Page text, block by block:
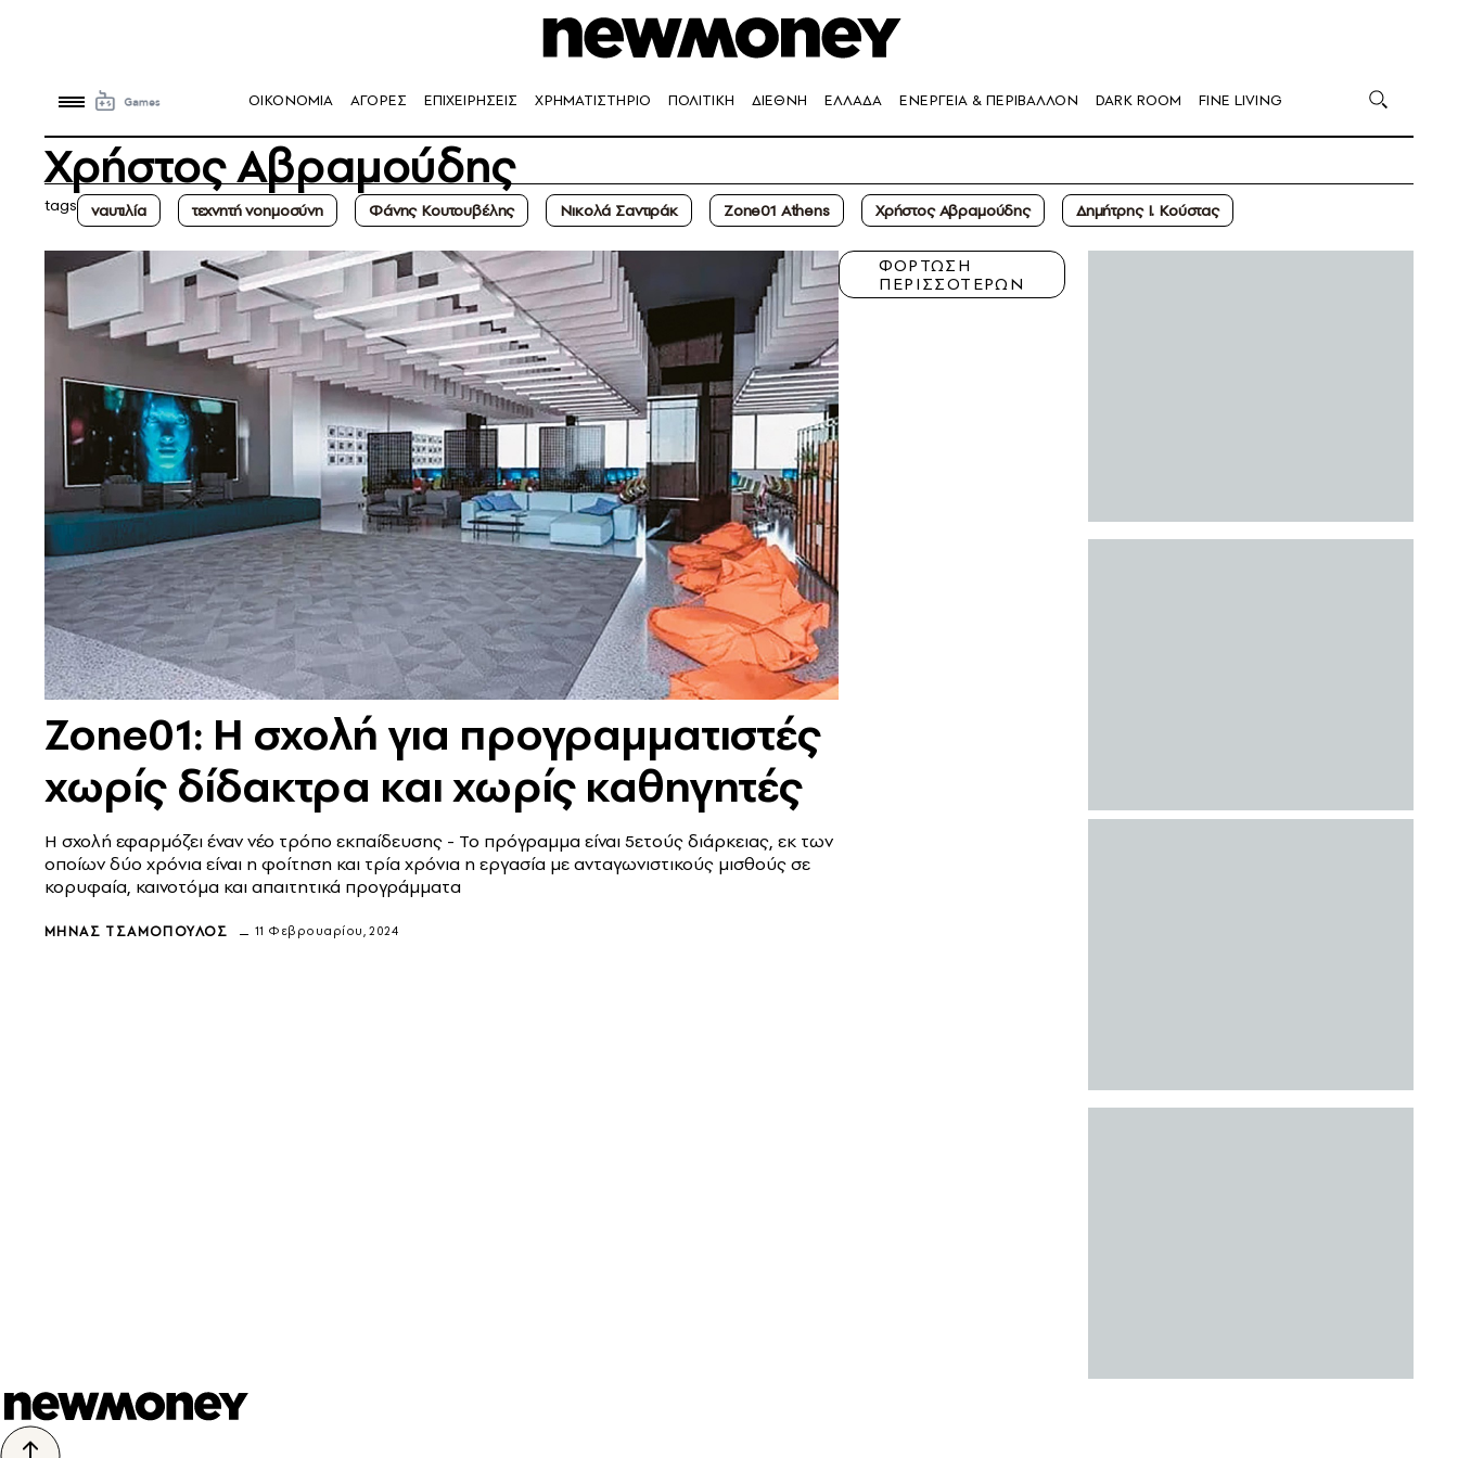
OIKONOMIA ΑΓΟΡΕΣ ΕΠΙΧΕΙΡΗΣΕΙΣ ΧΡΗΜΑΤΙΣΤΗΡΙΟ ΠΟΛΙΤΙΚΗ ΔΙΕΘΝΗ ΕΛΛΑΔΑ ΕΝΕΡΓΕΙΑ & ΠΕΡΙΒΑΛΛΟΝ DARK ROOM FINE LIVING
Χρήστος Αβραμούδης
tags ναυτιλία τεχνητή νοημοσύνη Φάνης Κουτουβέλης Νικολά Σαντιράκ Zone01 Αthens Χρήστος Αβραμούδης Δημήτρης Ι. Κούστας
Zone01: Η σχολή για προγραμματιστές
χωρίς δίδακτρα και χωρίς καθηγητές
Η σχολή εφαρμόζει έναν νέο τρόπο εκπαίδευσης - Το πρόγραμμα είναι 5ετούς διάρκειας, εκ των
οποίων δύο χρόνια είναι η φοίτηση και τρία χρόνια η εργασία με ανταγωνιστικούς μισθούς σε
κορυφαία, καινοτόμα και απαιτητικά προγράμματα
ΜΗΝΆΣ ΤΣΑΜΌΠΟΥΛΟΣ 11 Φεβρουαρίου, 2024
ΦΟΡΤΩΣΗ
ΠΕΡΙΣΣΟΤΕΡΩΝ